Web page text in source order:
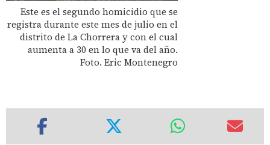
Este es el segundo homicidio que se
registra durante este mes de julio en el
distrito de La Chorrera y con el cual
aumenta a 30 en lo que va del año.
Foto. Eric Montenegro